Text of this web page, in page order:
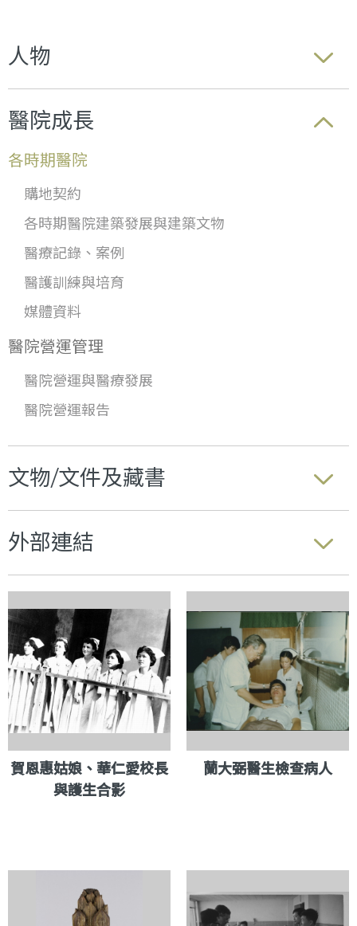
人物
醫院成長
各時期醫院
購地契約
各時期醫院建築發展與建築文物
醫療記錄、案例
醫護訓練與培育
媒體資料
醫院營運管理
醫院營運與醫療發展
醫院營運報告
文物/文件及藏書
外部連結
賀恩惠姑娘、華仁愛校長
與護生合影
蘭大弼醫生檢查病人